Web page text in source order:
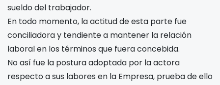
sueldo del trabajador.
En todo momento, la actitud de esta parte fue
conciliadora y tendiente a mantener la relación
laboral en los términos que fuera concebida.
No así fue la postura adoptada por la actora
respecto a sus labores en la Empresa, prueba de ello